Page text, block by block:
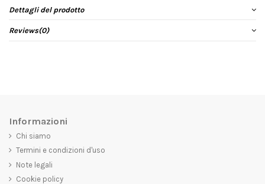
Dettagli del prodotto
Reviews(0)
Informazioni
Chi siamo
Termini e condizioni d'uso
Note legali
Cookie policy